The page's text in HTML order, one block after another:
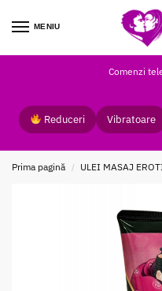
MENIU
Comenzi
Reduceri Vibratoare
Prima pagină / ULEI MASAJ